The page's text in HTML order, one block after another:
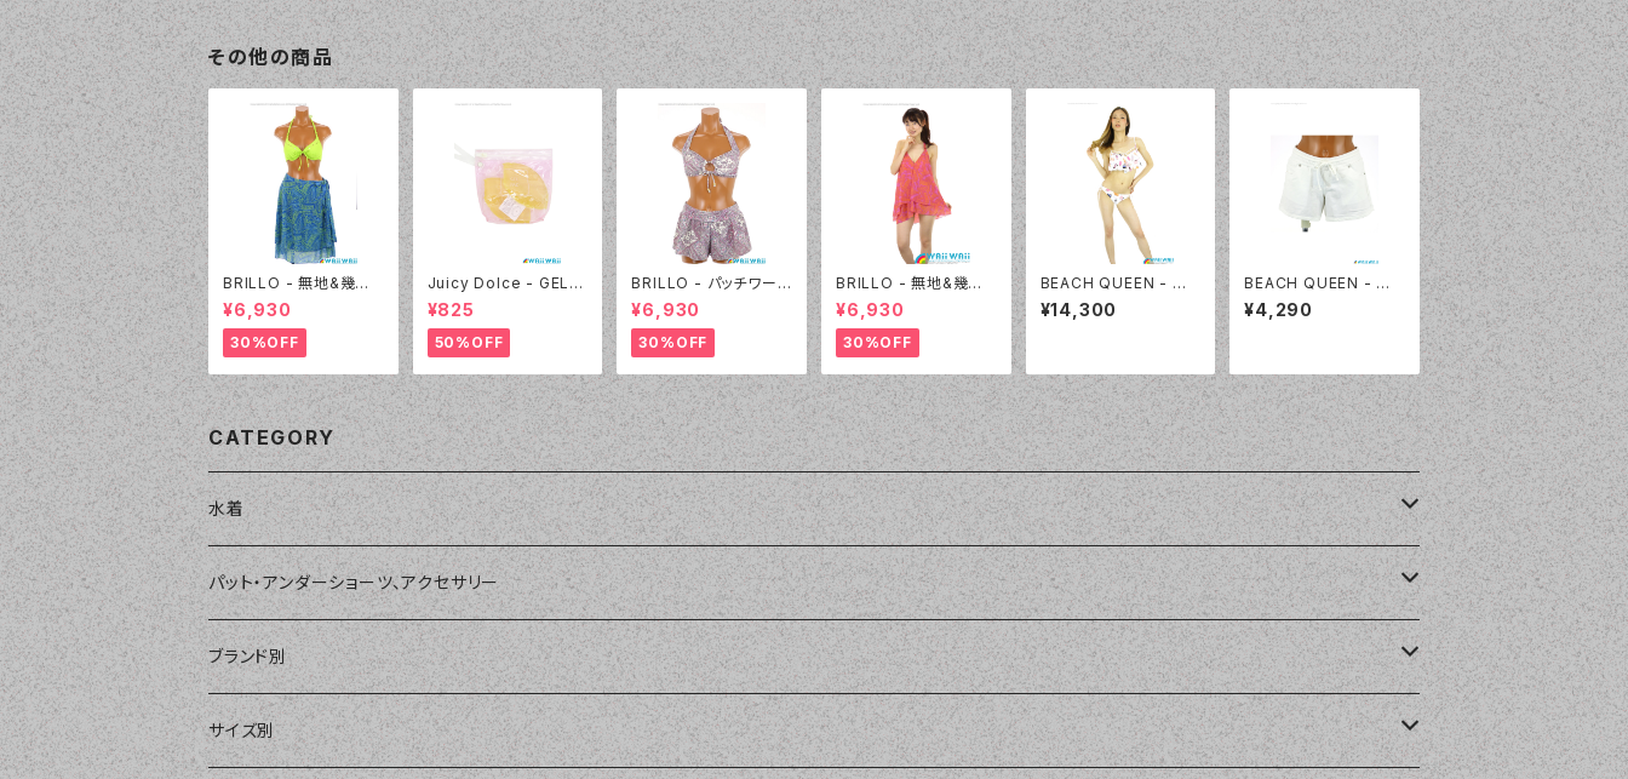
その他の商品
BRILLO - 無地&幾何
学ワイヤー 3Wayパレ
オセット（3314 - 60:グ
リーン）
¥6,930
30%OFF
Juicy Dolce - GEL P
AD ジェルパッド（030
- 40:イエロー）
¥825
50%OFF
BRILLO - パッチワーク
ビキニ キュロパンセット
（3310 - 01:ホワイト）
¥6,930
30%OFF
BRILLO - 無地&幾何
学ワイヤー 3Wayパレ
オセット（3314 - 20:オ
レンジ）
¥6,930
30%OFF
BEACH QUEEN - ワ
イヤーフリルビキニ（33
3060 - 08:ホワイト大
¥14,300
BEACH QUEEN - ウ
エストシャーリングカッ
トデニム（333360 - 0
¥4,290
CATEGORY
水着
単品
ショートパンツ、ボードショーツ
パーカー、ラッシュパーカー
ワンピース・モノキニ
ナチュラルタンキニ
ナチュラルタンキニ
パット・アンダーショーツ、アクセサリー
パット
アンダーショーツ
ブランド別
BEACH QUEEN
サイズ別